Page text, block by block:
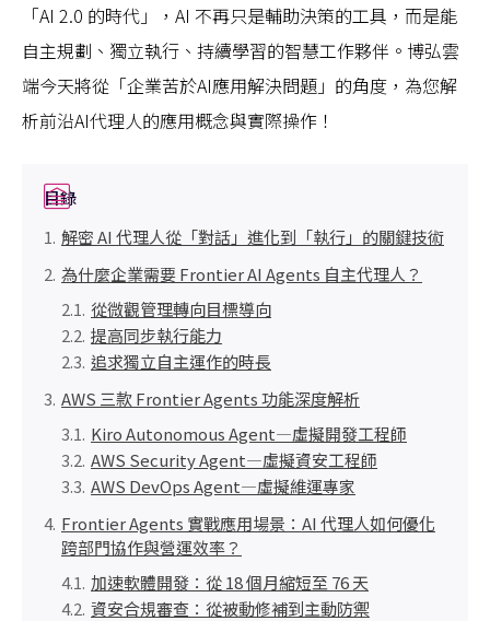
「AI 2.0 的時代」，AI 不再只是輔助決策的工具，而是能
自主規劃、獨立執行、持續學習的智慧工作夥伴。博弘雲
端今天將從「企業苦於AI應用解決問題」的角度，為您解
析前沿AI代理人的應用概念與實際操作！
目錄
解密 AI 代理人從「對話」進化到「執行」的關鍵技術
為什麼企業需要 Frontier AI Agents 自主代理人？
從微觀管理轉向目標導向
提高同步執行能力
追求獨立自主運作的時長
AWS 三款 Frontier Agents 功能深度解析
Kiro Autonomous Agent—虛擬開發工程師
AWS Security Agent—虛擬資安工程師
AWS DevOps Agent—虛擬維運專家
Frontier Agents 實戰應用場景：AI 代理人如何優化
跨部門協作與營運效率？
加速軟體開發：從 18 個月縮短至 76 天
資安合規審查：從被動修補到主動防禦